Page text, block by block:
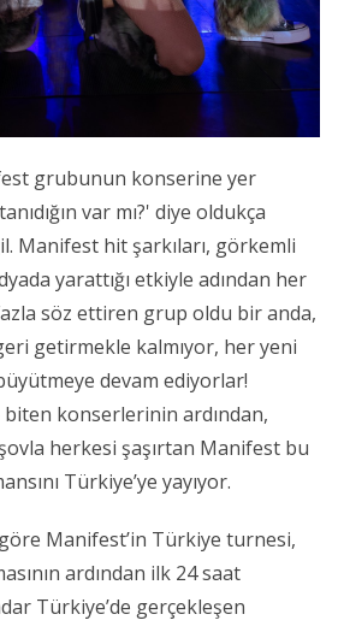
grubunun konserine yer
var mı?' diye oldukça
Manifest hit şarkıları, görkemli
yarattığı etkiyle adından her
söz ettiren grup oldu bir anda,
getirmekle kalmıyor, her yeni
devam ediyorlar!
konserlerinin ardından,
herkesi şaşırtan Manifest bu
Türkiye’ye yayıyor.
Manifest’in Türkiye turnesi,
ardından ilk 24 saat
Türkiye’de gerçekleşen